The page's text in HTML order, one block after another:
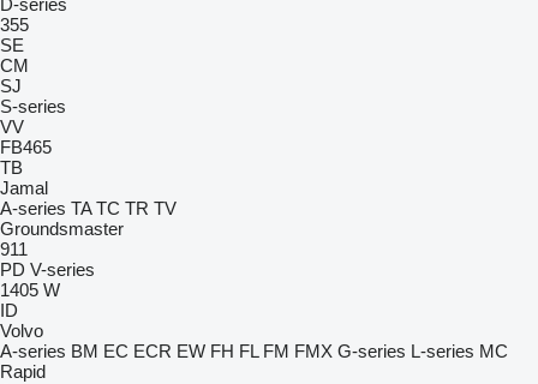
D-series
355
SE
CM
SJ
S-series
VV
FB465
TB
Jamal
A-series TA TC TR TV
Groundsmaster
911
PD V-series
1405 W
ID
Volvo
A-series BM EC ECR EW FH FL FM FMX G-series L-series MC
Rapid